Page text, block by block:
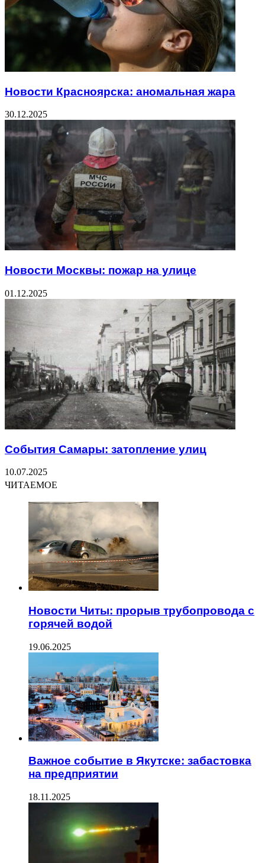
Новости Красноярска: аномальная жара
30.12.2025
Новости Москвы: пожар на улице
01.12.2025
События Самары: затопление улиц
10.07.2025
ЧИТАЕМОЕ
Новости Читы: прорыв трубопровода с
горячей водой
19.06.2025
Важное событие в Якутске: забастовка
на предприятии
18.11.2025